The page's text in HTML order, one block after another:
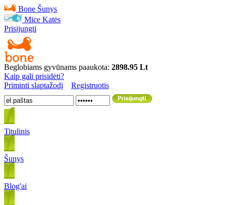
Bone Šunys
Mice Katės
Prisijungti
Beglobiams gyvūnams paaukota: 2898.95 Lt
Kaip gali prisidėti?
Priminti slaptažodį
Registruotis
Titulinis
Šunys
Blog'ai